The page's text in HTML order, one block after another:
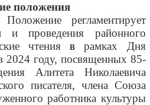
положения
регламентирует
и проведения районного
чтенияврамках Дня
2024 году, посвященных 85-
Алитета Николаевича
писателя, члена Союза
работника культуры